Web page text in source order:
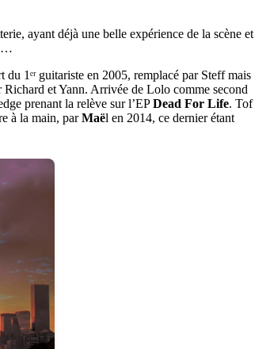
ayant déjà une belle expérience de la scène et
1ᵉʳ guitariste en 2005, remplacé par Steff mais
et Yann. Arrivée de Lolo comme second
prenant la relève sur l’EPDead For Life. Tof
à la main, parMaël en 2014, ce dernier étant